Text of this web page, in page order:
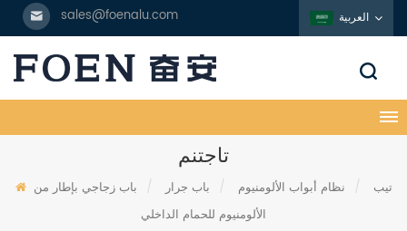
sales@foenalu.com العربية
تاجتنم
تيب / نظام أبواب الألومنيوم / باب جرار /
باب زجاجي بإطار من
الألومنيوم للحمام الداخلي